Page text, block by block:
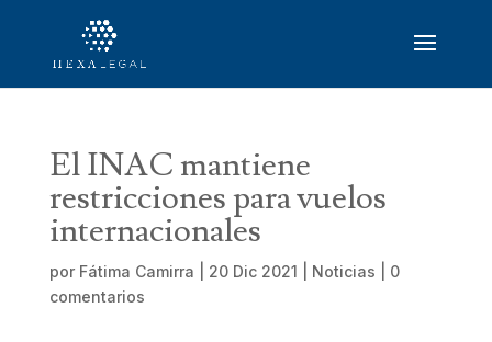
El INAC mantiene
restricciones para vuelos
internacionales
por Fátima Camirra 20 Dic 2021 Noticias
0
comentarios